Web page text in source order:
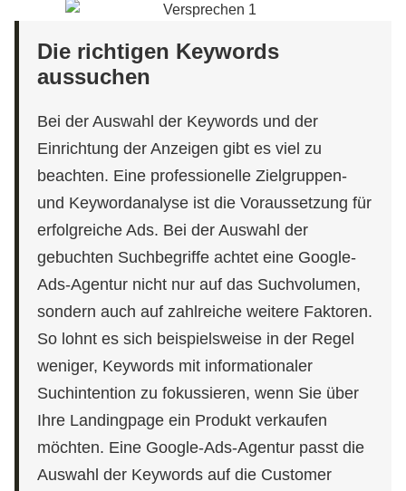
Die richtigen Keywords
aussuchen
Bei der Auswahl der Keywords und der
Einrichtung der Anzeigen gibt es viel zu
beachten. Eine professionelle Zielgruppen-
und Keywordanalyse ist die Voraussetzung für
erfolgreiche Ads. Bei der Auswahl der
gebuchten Suchbegriffe achtet eine Google-
Ads-Agentur nicht nur auf das Suchvolumen,
sondern auch auf zahlreiche weitere Faktoren.
So lohnt es sich beispielsweise in der Regel
weniger, Keywords mit informationaler
Suchintention zu fokussieren, wenn Sie über
Ihre Landingpage ein Produkt verkaufen
möchten. Eine Google-Ads-Agentur passt die
Auswahl der Keywords auf die Customer